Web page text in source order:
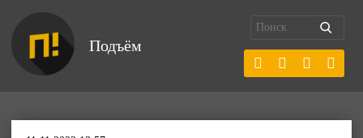
Подъём